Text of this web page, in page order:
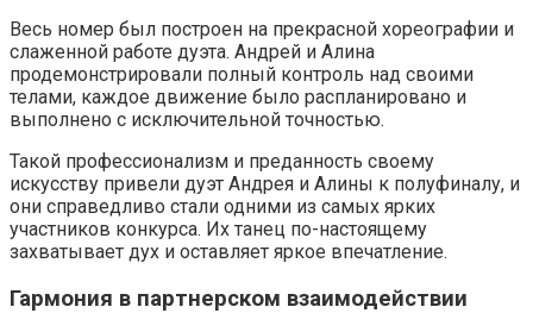
Весь номер был построен на прекрасной хореографии и
слаженной работе дуэта. Андрей и Алина
продемонстрировали полный контроль над своими
телами, каждое движение было распланировано и
выполнено с исключительной точностью.
Такой профессионализм и преданность своему
искусству привели дуэт Андрея и Алины к полуфиналу, и
они справедливо стали одними из самых ярких
участников конкурса. Их танец по-настоящему
захватывает дух и оставляет яркое впечатление.
Гармония в партнерском взаимодействии